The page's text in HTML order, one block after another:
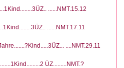
......NMT.15.12
......NMT.17.11
....NMT.29.11
ÜZ.........NMT.?